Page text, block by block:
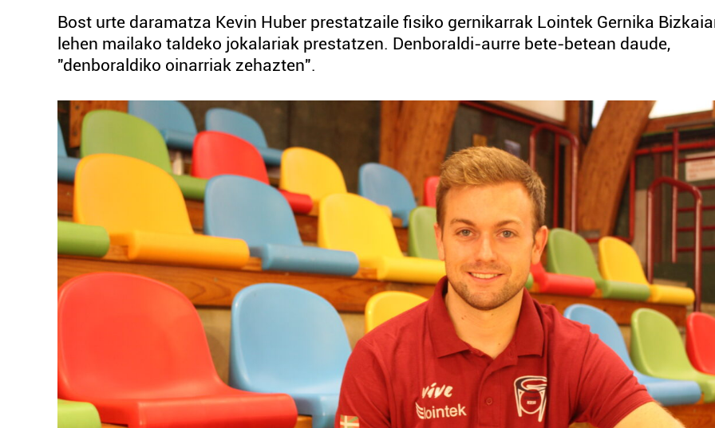
Bost urte daramatza Kevin Huber prestatzaile fisiko gernikarrak Lointek Gernika
lehen mailako taldeko jokalariak prestatzen. Denboraldi-aurre bete-betean daude,
"denboraldiko oinarriak zehazten".